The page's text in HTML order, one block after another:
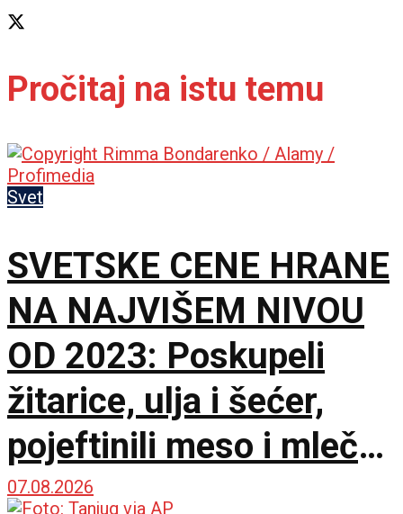
Pročitaj na istu temu
Svet
SVETSKE CENE HRANE
NA NAJVIŠEM NIVOU
OD 2023: Poskupeli
žitarice, ulja i šećer,
pojeftinili meso i mlečni
proizvodi
07.08.2026